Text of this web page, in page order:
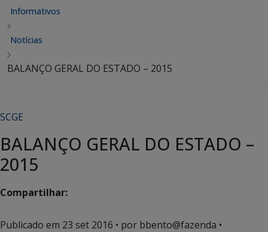
Informativos
Notícias
BALANÇO GERAL DO ESTADO – 2015
SCGE
BALANÇO GERAL DO ESTADO –
2015
Compartilhar:
Publicado em 23 set 2016 • por bbento@fazenda •